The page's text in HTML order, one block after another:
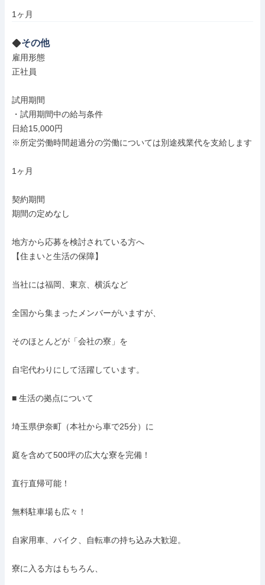
1ヶ月
その他
雇用形態
正社員
試用期間
・試用期間中の給与条件
日給15,000円
※所定労働時間超過分の労働については別途残業代を支給します
1ヶ月
契約期間
期間の定めなし
地方から応募を検討されている方へ
【住まいと生活の保障】
当社には福岡、東京、横浜など
全国から集まったメンバーがいますが、
そのほとんどが「会社の寮」を
自宅代わりにして活躍しています。
■ 生活の拠点について
埼玉県伊奈町（本社から車で25分）に
庭を含めて500坪の広大な寮を完備！
直行直帰可能！
無料駐車場も広々！
自家用車、バイク、自転車の持ち込み大歓迎。
寮に入る方はもちろん、